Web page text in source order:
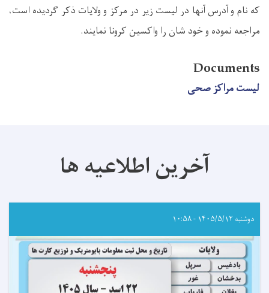
که نام و آدرس آنها در لیست زیر در مرکز و ولایات ذکر گردیده است،
مراجعه نموده و خود شان را واکسین کرونا نمایند.
Documents
لیست مراکز صحی
آخرین اطلاعیه ها
دوشنبه ۱۴۰۵/۵/۱۲ - ۱۰:۵۸